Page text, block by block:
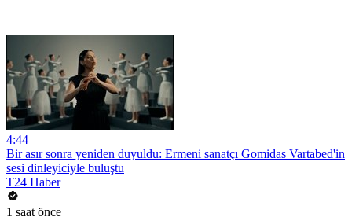
4:44
Bir asır sonra yeniden duyuldu: Ermeni sanatçı Gomidas Vartabed'in
sesi dinleyiciyle buluştu
T24 Haber
1 saat önce